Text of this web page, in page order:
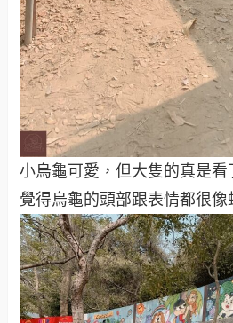
小烏龜可愛，但大隻的真是
覺得烏龜的頭部跟表情都很像